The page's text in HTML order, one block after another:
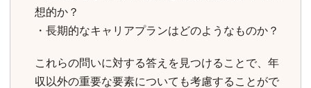
想的か？
・長期的なキャリアプランはどのようなものか？
これらの問いに対する答えを見つけることで、年
収以外の重要な要素についても考慮することがで